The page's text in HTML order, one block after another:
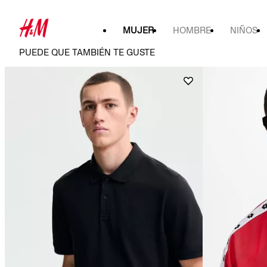
MUJER HOMBRE NIÑOS
PUEDE QUE TAMBIÉN TE GUSTE